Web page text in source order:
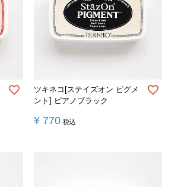
ツキネコ[ステイズオン ピグメ
ント] ピアノブラック
¥ 770 税込